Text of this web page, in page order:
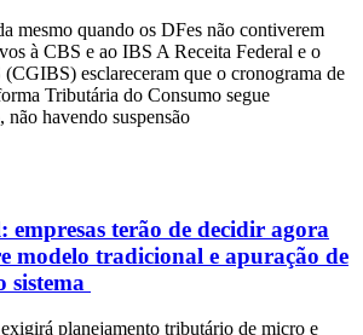
mesmo quando os DFes não contiverem
à CBS e ao IBS A Receita Federal e o
esclareceram que o cronograma de
Tributária do Consumo segue
havendo suspensão
empresas terão de decidir agora
modelo tradicional e apuração de
sistema
planejamento tributário de micro e